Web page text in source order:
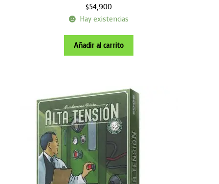
$54,900
Hay existencias
Añadir al carrito